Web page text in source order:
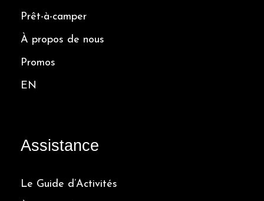
Prêt-à-camper
À propos de nous
Promos
EN
Assistance
Le Guide d’Activités